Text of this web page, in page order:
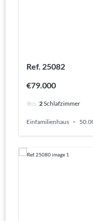
Ref. 25082
€79.000
2Schlafzimmer
Einfamilienhaus